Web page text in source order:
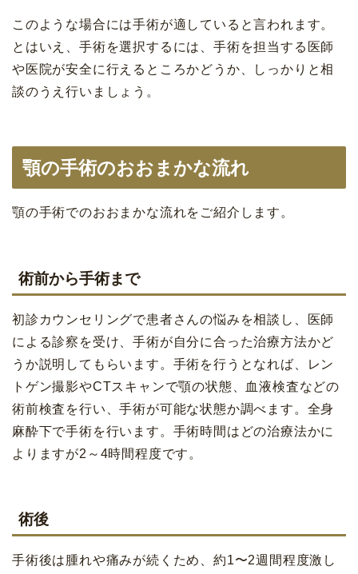
このような場合には手術が適していると言われます。
とはいえ、手術を選択するには、手術を担当する医師
や医院が安全に行えるところかどうか、しっかりと相
談のうえ行いましょう。
顎の手術のおおまかな流れ
顎の手術でのおおまかな流れをご紹介します。
術前から手術まで
初診カウンセリングで患者さんの悩みを相談し、医師
による診察を受け、手術が自分に合った治療方法かど
うか説明してもらいます。手術を行うとなれば、レン
トゲン撮影やCTスキャンで顎の状態、血液検査などの
術前検査を行い、手術が可能な状態か調べます。全身
麻酔下で手術を行います。手術時間はどの治療法かに
よりますが2～4時間程度です。
術後
手術後は腫れや痛みが続くため、約1〜2週間程度激し